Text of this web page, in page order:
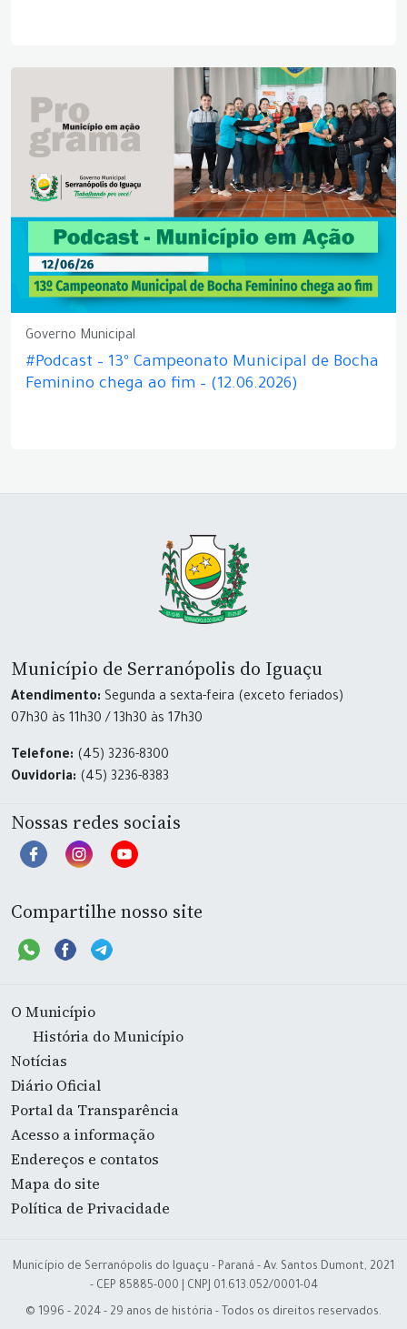
Governo Municipal
#Podcast – 13º Campeonato Municipal de Bocha
Feminino chega ao fim – (12.06.2026)
Município de Serranópolis do Iguaçu
Atendimento: Segunda a sexta-feira (exceto feriados)
07h30 às 11h30 / 13h30 às 17h30
Telefone: (45) 3236-8300
Ouvidoria: (45) 3236-8383
Nossas redes sociais
Compartilhe nosso site
O Município
História do Município
Notícias
Diário Oficial
Portal da Transparência
Acesso a informação
Endereços e contatos
Mapa do site
Política de Privacidade
Município de Serranópolis do Iguaçu - Paraná - Av. Santos Dumont, 2021
- CEP 85885-000 | CNPJ 01.613.052/0001-04
© 1996 - 2024 - 29 anos de história - Todos os direitos reservados.